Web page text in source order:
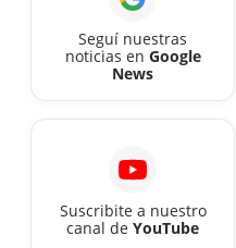
2%
Seguí nuestras
noticias en Google
News
Suscribite a nuestro
canal de YouTube